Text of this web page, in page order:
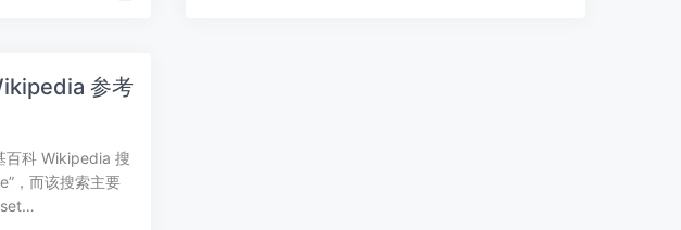
参考
百科 Wikipedia 搜
，而该搜索主要